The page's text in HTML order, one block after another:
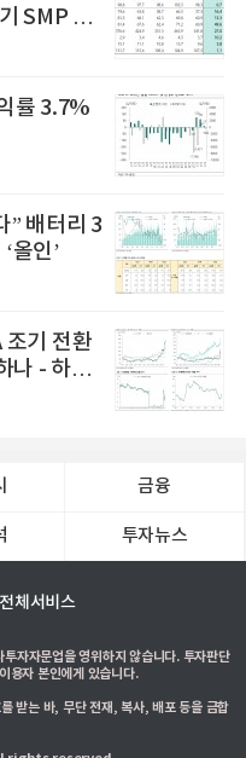
SMP 상
률 3.7%
” 배터리 3
올인’
조기 전환
나 - 하나
금융
투자뉴스
전체서비스
자자문업을 영위하지 않습니다. 투자판단
용자 본인에게 있습니다.
받는 바, 무단 전재, 복사, 배포 등을 금합